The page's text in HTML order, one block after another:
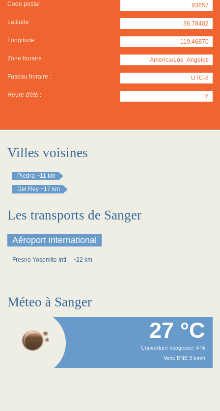
Code postal : 93657
Latitude : 36.78402
Longitude : -119.46870
Zone horaire : America/Los_Angeles
Fuseau horaire : UTC-8
Heure d'été : Y
Villes voisines
Piedra ~11 km
Del Rey ~17 km
Les transports de Sanger
Aéroport international
Fresno Yosemite Intl ~22 km
Méteo à Sanger
27 °C
Couverture nuageuse: 4 %
Vent: ENE 3 km/h